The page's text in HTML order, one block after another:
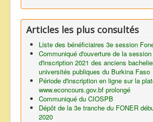
Articles les plus consultés
Liste des bénéficiaires 3e session
Communiqué d'ouverture de la
d'inscription 2021 des anciens
universités publiques du Burkina Faso
Période d'inscription en ligne sur la
www.econcours.gov.bf prolongé
Communiqué du CIOSPB
Dépôt de la 3e tranche du FONER
2020